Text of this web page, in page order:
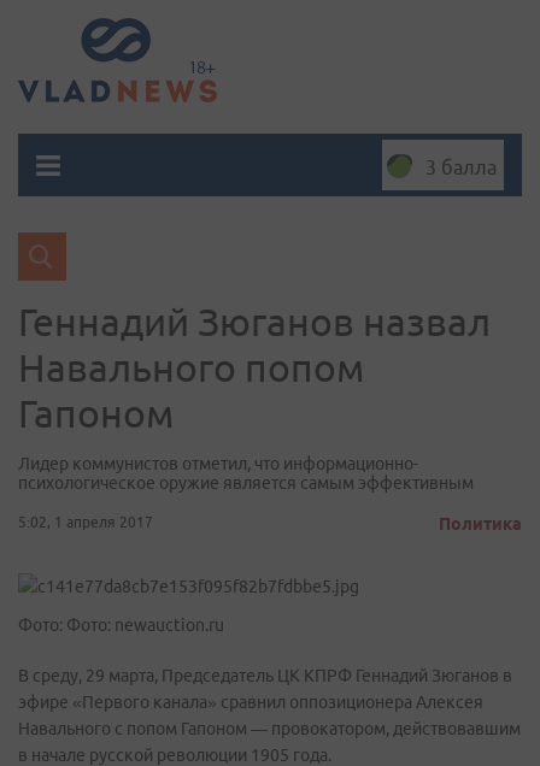
3 балла
Геннадий Зюганов назвал
Навального попом
Гапоном
Лидер коммунистов отметил, что информационно-
психологическое оружие является самым эффективным
5:02, 1 апреля 2017 Политика
Фото: Фото: newauction.ru
В среду, 29 марта, Председатель ЦК КПРФ Геннадий Зюганов в
эфире «Первого канала» сравнил оппозиционера Алексея
Навального с попом Гапоном — провокатором, действовавшим
в начале русской революции 1905 года.